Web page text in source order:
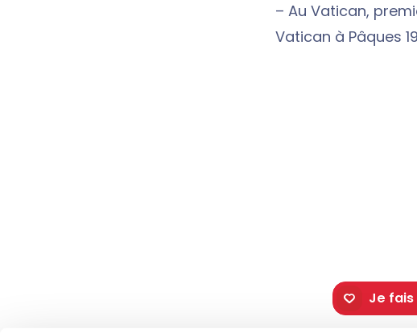
– Au Vatican,
Vatican à Pâques
Je fais